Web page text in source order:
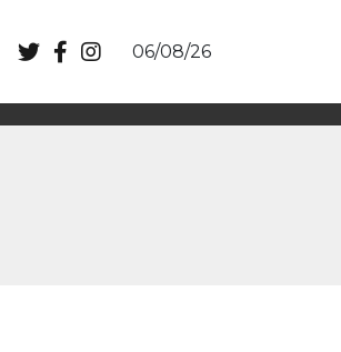
06/08/26